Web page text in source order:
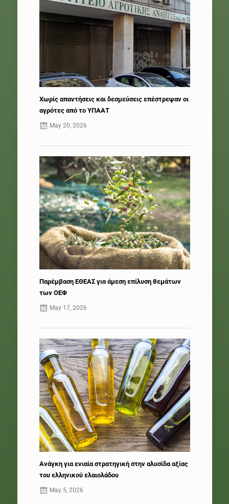
Χωρίς απαντήσεις και δεσμεύσεις επέστρεψαν οι
αγρότες από το ΥΠΑΑΤ
May 20, 2026
Παρέμβαση ΕΘΕΑΣ για άμεση επίλυση θεμάτων
των ΟΕΦ
May 17, 2026
Ανάγκη για ενιαία στρατηγική στην αλυσίδα αξίας
του ελληνικού ελαιολάδου
May 5, 2026